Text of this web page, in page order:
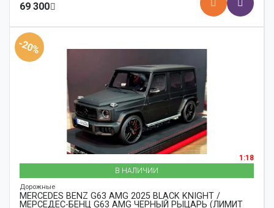
69 300
-20%
1:18
В НАЛИЧИИ
Дорожные
MERCEDES BENZ G63 AMG 2025 BLACK KNIGHT /
МЕРСЕДЕС-БЕНЦ G63 AMG ЧЕРНЫЙ РЫЦАРЬ (ЛИМИТ